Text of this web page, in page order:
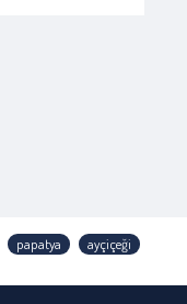
papatya ayçiçeği